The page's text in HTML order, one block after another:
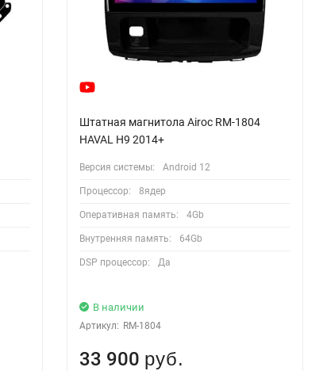
Штатная магнитола Airoc RM-1804
HAVAL H9 2014+
Версия системы: Android 12
Процессор: 8ядер
Оперативная память: 4Gb
Внутренняя память: 64Gb
DSP процессор: Да
В наличии
Артикул: RM-1804
33 900 руб.